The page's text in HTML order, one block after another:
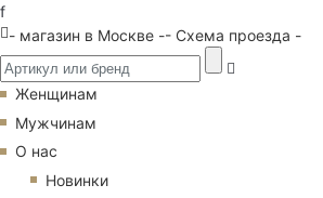
f
- магазин в Москве -- Схема проезда -
Женщинам
Мужчинам
О нас
Новинки